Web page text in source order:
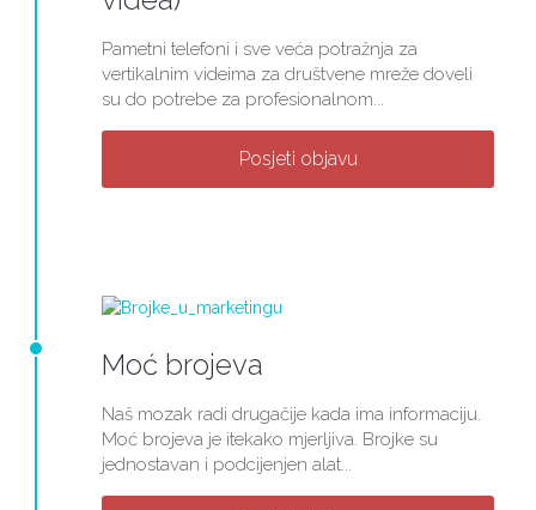
Pametni telefoni i sve veća potražnja za
vertikalnim videima za društvene mreže doveli
su do potrebe za profesionalnom...
Posjeti objavu
Moć brojeva
Naš mozak radi drugačije kada ima informaciju.
Moć brojeva je itekako mjerljiva. Brojke su
jednostavan i podcijenjen alat...